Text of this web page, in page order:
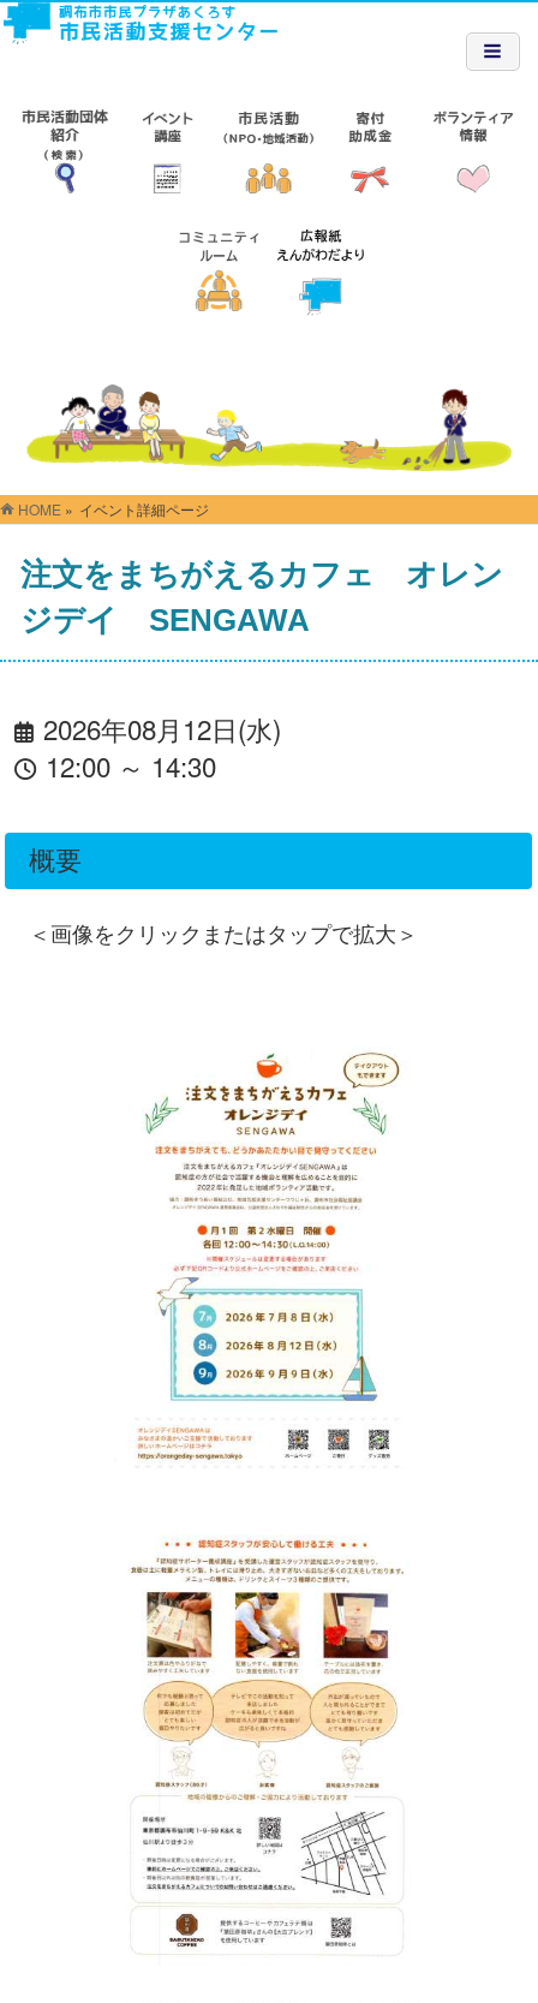
HOME » イベント詳細ページ
注文をまちがえるカフェ オレン
ジデイ SENGAWA
2026年08月12日(水)
12:00 ～ 14:30
概要
＜画像をクリックまたはタップで拡大＞